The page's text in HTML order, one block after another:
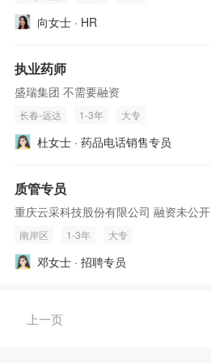
向女士 · HR
执业药师
盛瑞集团 不需要融资
长春-远达 1-3年 大专
杜女士 · 药品电话销售专员
质管专员
重庆云采科技股份有限公司 融资未公开
南岸区 1-3年 大专
邓女士 · 招聘专员
上一页